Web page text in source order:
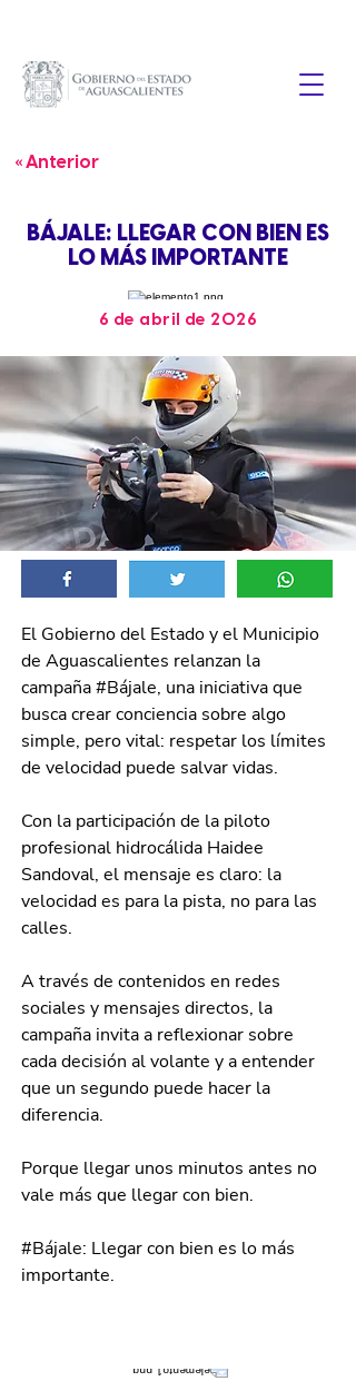
« Anterior
BÁJALE: LLEGAR CON BIEN ES
LO MÁS IMPORTANTE
6 de abril de 2026
El Gobierno del Estado y el Municipio
de Aguascalientes relanzan la
campaña #Bájale, una iniciativa que
busca crear conciencia sobre algo
simple, pero vital: respetar los límites
de velocidad puede salvar vidas.
Con la participación de la piloto
profesional hidrocálida Haidee
Sandoval, el mensaje es claro: la
velocidad es para la pista, no para las
calles.
A través de contenidos en redes
sociales y mensajes directos, la
campaña invita a reflexionar sobre
cada decisión al volante y a entender
que un segundo puede hacer la
diferencia.
Porque llegar unos minutos antes no
vale más que llegar con bien.
#Bájale: Llegar con bien es lo más
importante.